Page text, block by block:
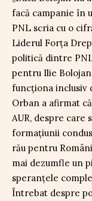
facă campanie în
PNL scria cu o
Liderul Forța
politică dintre
pentru Ilie
funcționa inclusiv
Orban a afirmat
AUR, despre care
formațiunii
rău pentru
mai dezumfle un
speranțele
Întrebat despre